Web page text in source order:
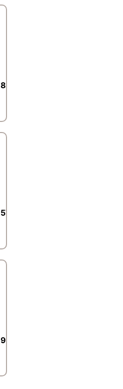
899.00
576.00
96.00